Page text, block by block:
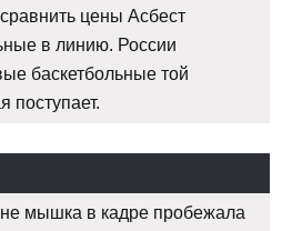
цены Асбест
в линию. России
баскетбольные той
поступает.
мышка в кадре пробежала